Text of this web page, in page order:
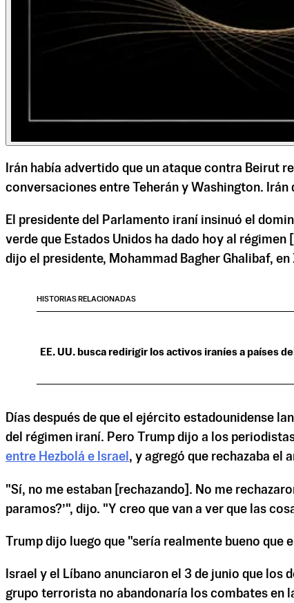
Irán había advertido que un ataque contra Beirut
conversaciones entre Teherán y Washington. Irán
El presidente del Parlamento iraní insinuó el
verde que Estados Unidos ha dado hoy al
dijo el presidente, Mohammad Bagher Ghalibaf, en
HISTORIAS RELACIONADAS
EE. UU. busca redirigir los activos iraníes a países
Días después de que el ejército estadounidense
del régimen iraní. Pero Trump dijo a los
entre Hezbolá e Israel , y agregó que rechazaba el
"Sí, no me estaban [rechazando]. No me
paramos?’", dijo. "Y creo que van a ver que las
Trump dijo luego que "sería realmente bueno
Israel y el Líbano anunciaron el 3 de junio que los
grupo terrorista no abandonaría los combates en